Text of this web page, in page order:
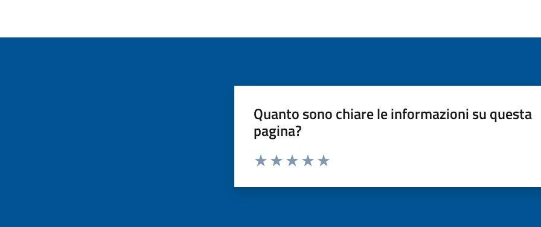
Quanto sono chiare le informazioni su questa
pagina?
Valuta da 1 a 5 stelle la pagina